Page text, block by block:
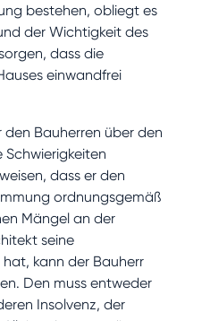
bestehen, obliegt es
der Wichtigkeit des
dass die
einwandfrei
den Bauherren über den
dass er den
ordnungsgemäß
Mängel an der
seine
kann der Bauherr
Den muss entweder
Insolvenz, der